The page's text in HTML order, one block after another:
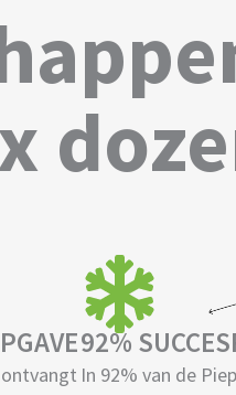
92%
In 92% van de